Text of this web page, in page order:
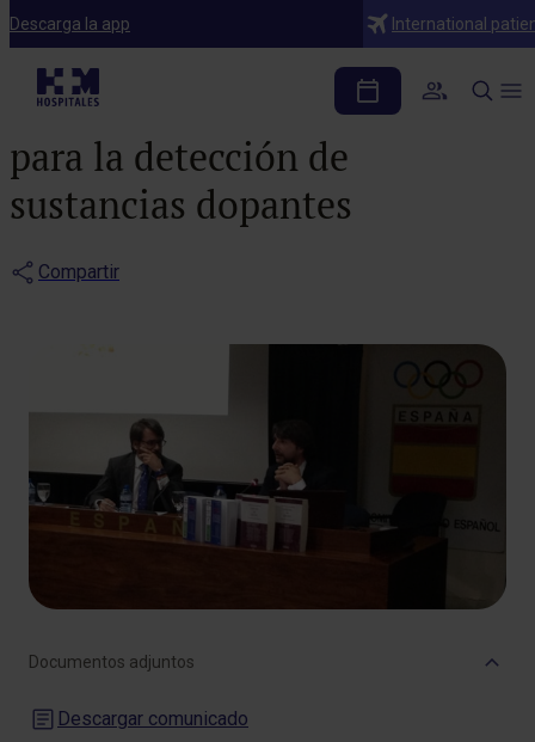
Descarga la app International
Notas de prensa
El Dr. Belda propone
basarse en los biomarcadores
para la detección de
sustancias dopantes
Compartir
Documentos adjuntos
Descargar comunicado